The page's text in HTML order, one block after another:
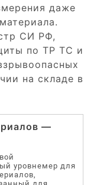
даже
СИ РФ,
по ТР ТС и
на складе в
—
уровнемер для